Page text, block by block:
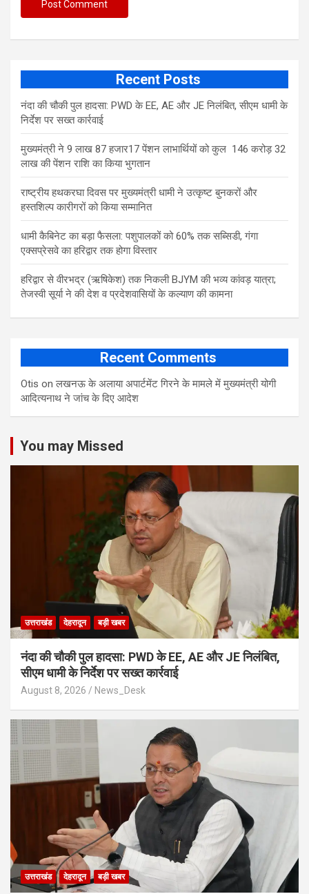
Recent Posts
नंदा की चौकी पुल हादसा: PWD के EE, AE और JE निलंबित, सीएम धामी के
निर्देश पर सख्त कार्रवाई
मुख्यमंत्री ने 9 लाख 87 हजार17 पेंशन लाभार्थियों को कुल 146 करोड़ 32
लाख की पेंशन राशि का किया भुगतान
राष्ट्रीय हथकरघा दिवस पर मुख्यमंत्री धामी ने उत्कृष्ट बुनकरों और
हस्तशिल्प कारीगरों को किया सम्मानित
​धामी कैबिनेट का बड़ा फैसला: पशुपालकों को 60% तक सब्सिडी, गंगा
एक्सप्रेसवे का हरिद्वार तक होगा विस्तार
​हरिद्वार से वीरभद्र (ऋषिकेश) तक निकली BJYM की भव्य कांवड़ यात्रा;
तेजस्वी सूर्या ने की देश व प्रदेशवासियों के कल्याण की कामना
Recent Comments
Otis onलखनऊ के अलाया अपार्टमेंट गिरने के मामले में मुख्‍यमंत्री योगी
आद‍ित्‍यनाथ ने जांच के द‍िए आदेश
You may Missed
उत्तराखंड देहरादून बड़ी खबर
नंदा की चौकी पुल हादसा: PWD के EE, AE और JE निलंबित,
सीएम धामी के निर्देश पर सख्त कार्रवाई
August 8, 2026 News_Desk
उत्तराखंड देहरादून बड़ी खबर